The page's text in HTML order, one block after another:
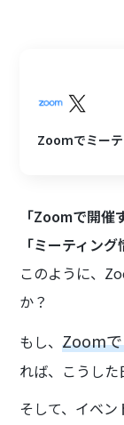
Zoomでミー
「Zoomで開
「ミーティン
このように、
か？
もし、Zoom
れば、こうし
そして、イベ